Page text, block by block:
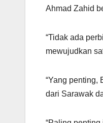
Ahmad Zahid
“Tidak ada
mewujudkan
“Yang penting,
dari Sarawak